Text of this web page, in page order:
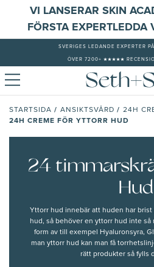
VI LANSERAR SKIN
FÖRSTA EXPERTLEDDA
SVERIGES LEDANDE EXPERTER
ÖVER 7200+ ★★★★★
STARTSIDA / ANSIKTSVÅRD / 24H
24H CREME FÖR YTTORR HUD
24
Hud
Yttorr hud innebär att huden har
hud, så behöver en yttorr hud inte så
form av till exempel Hyaluronsyra,
man yttorr hud kan man få
rätt produkter så fylls